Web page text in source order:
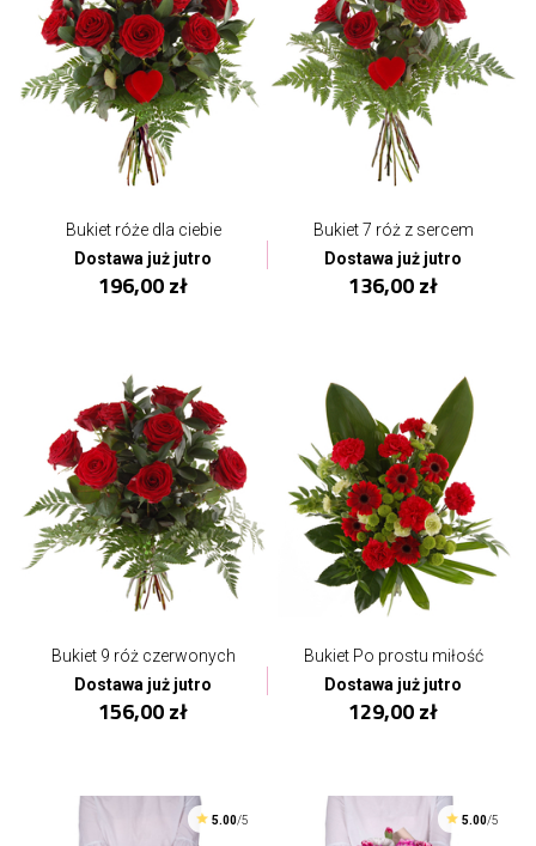
Bukiet róże dla ciebie
Dostawa już jutro
196,00 zł
Bukiet 7 róż z sercem
Dostawa już jutro
136,00 zł
Bukiet 9 róż czerwonych
Dostawa już jutro
156,00 zł
Bukiet Po prostu miłość
Dostawa już jutro
129,00 zł
5.00/5 5.00/5